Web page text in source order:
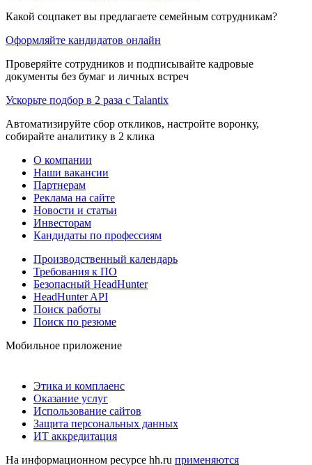
Какой соцпакет вы предлагаете семейным сотрудникам?
Оформляйте кандидатов онлайн
Проверяйте сотрудников и подписывайте кадровые
документы без бумаг и личных встреч
Ускорьте подбор в 2 раза с Talantix
Автоматизируйте сбор откликов, настройте воронку,
собирайте аналитику в 2 клика
О компании
Наши вакансии
Партнерам
Реклама на сайте
Новости и статьи
Инвесторам
Кандидаты по профессиям
Производственный календарь
Требования к ПО
Безопасный HeadHunter
HeadHunter API
Поиск работы
Поиск по резюме
Мобильное приложение
Этика и комплаенс
Оказание услуг
Использование сайтов
Защита персональных данных
ИТ аккредитация
На информационном ресурсе hh.ru применяются